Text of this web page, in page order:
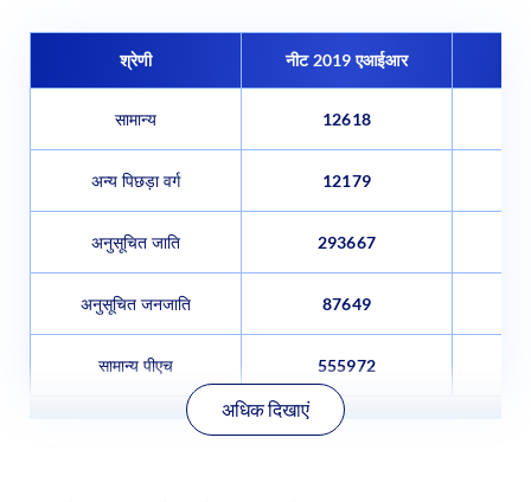
श्रेणी नीट 2019 एआईआर
सामान्य 12618
अन्य पिछड़ा वर्ग 12179
अनुसूचित जाति 293667
अनुसूचित जनजाति 87649
सामान्य पीएच 555972
अधिक दिखाएं